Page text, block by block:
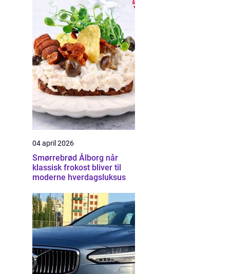
04 april 2026
Smørrebrød Ålborg når
klassisk frokost bliver til
moderne hverdagsluksus